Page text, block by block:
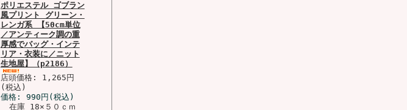
ポリエステル ゴブラン
風プリント グリーン・
レンガ系 【50cm単位
／アンティーク調の重
厚感でバッグ・インテ
リア・衣装に／ニット
生地屋】（p2186）
店頭価格: 1,265円
(税込)
価格: 990円 (税込)
在庫 18×５０ｃｍ